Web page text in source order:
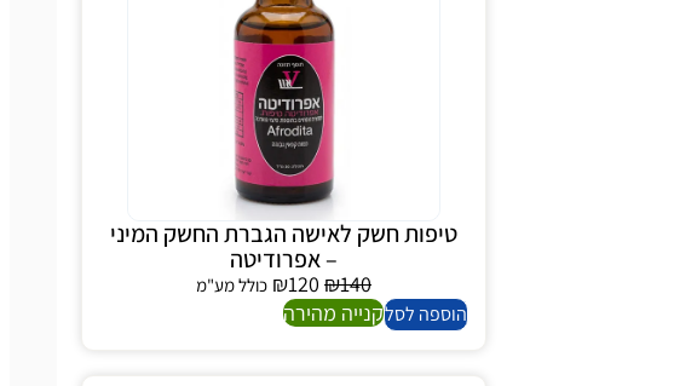
טיפות חשק לאישה הגברת החשק המיני
– אפרודיטה
₪ כולל מע"מ
קנייה מהירה